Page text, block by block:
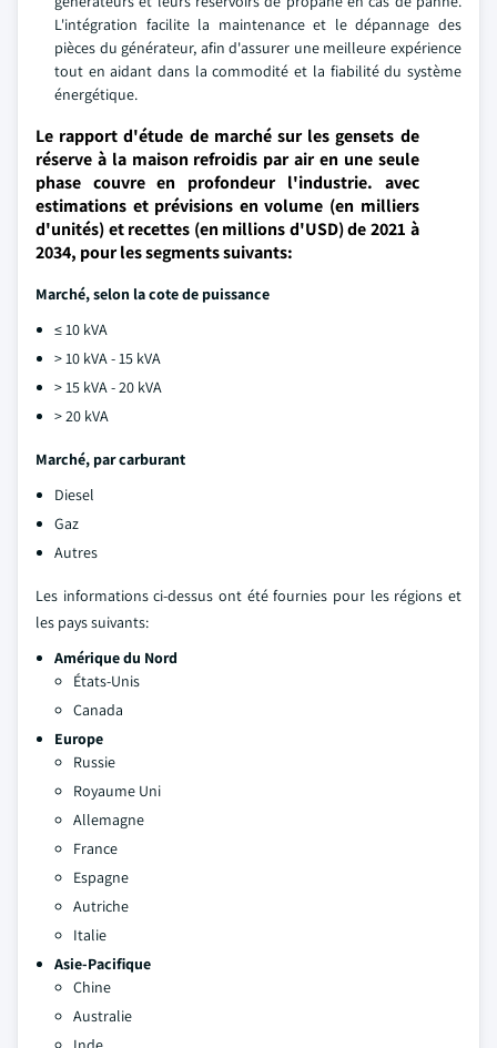
L'intégration facilite la maintenance et le dépannage des
pièces du générateur, afin d'assurer une meilleure expérience
tout en aidant dans la commodité et la fiabilité du système
énergétique.
Le rapport d'étude de marché sur les gensets de
réserve à la maison refroidis par air en une seule
phase couvre en profondeur l'industrie. avec
estimations et prévisions en volume (en milliers
d'unités) et recettes (en millions d'USD) de 2021 à
2034, pour les segments suivants:
Marché, selon la cote de puissance
≤ 10 kVA
> 10 kVA - 15 kVA
> 15 kVA - 20 kVA
> 20 kVA
Marché, par carburant
Diesel
Gaz
Autres
Les informations ci-dessus ont été fournies pour les régions et
les pays suivants:
Amérique du Nord
États-Unis
Canada
Europe
Russie
Royaume Uni
Allemagne
France
Espagne
Autriche
Italie
Asie-Pacifique
Chine
Australie